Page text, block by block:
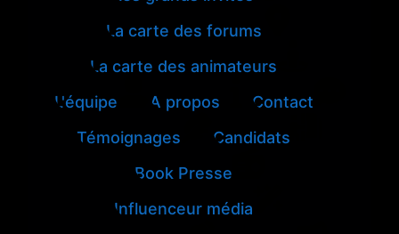
La carte des forums
La carte des animateurs
L'équipe
A propos
Contact
Témoignages
Candidats
Book Presse
Influenceur média